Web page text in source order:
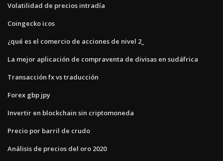
Volatilidad de precios intradía
Coingecko icos
¿qué es el comercio de acciones de nivel 2_
La mejor aplicación de compraventa de divisas en sudáfrica
Transacción fx vs traducción
Forex gbp jpy
Invertir en blockchain sin criptomoneda
Precio por barril de crudo
Análisis de precios del oro 2020